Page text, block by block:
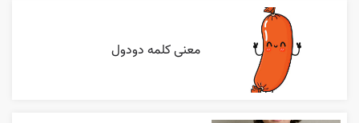
معنی کلمه دودول